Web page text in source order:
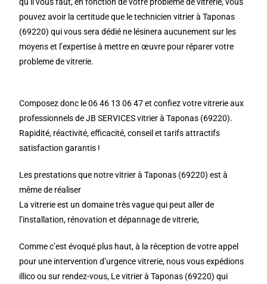
pouvez avoir la certitude que le technicien vitrier à Taponas
(69220) qui vous sera dédié ne lésinera aucunement sur les
moyens et l’expertise à mettre en œuvre pour réparer votre
probleme de vitrerie.
Composez donc le 06 46 13 06 47 et confiez votre vitrerie aux
professionnels de JB SERVICES vitrier à Taponas (69220).
Rapidité, réactivité, efficacité, conseil et tarifs attractifs
satisfaction garantis !
Les prestations que notre vitrier à Taponas (69220) est à
même de réaliser
La vitrerie est un domaine très vague qui peut aller de
l’installation, rénovation et dépannage de vitrerie,
Comme c’est évoqué plus haut, à la réception de votre appel
pour une intervention d’urgence vitrerie, nous vous expédions
illico ou sur rendez-vous, Le vitrier à Taponas (69220) qui